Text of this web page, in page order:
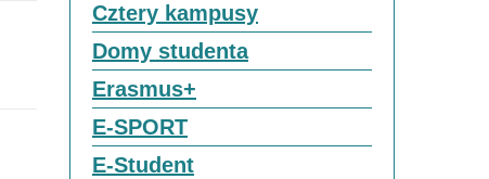
Cztery kampusy
Domy studenta
Erasmus+
E-SPORT
E-Student